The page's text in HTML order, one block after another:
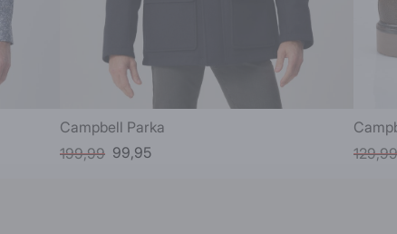
Campbell Parka
199,99 99,95
129,99